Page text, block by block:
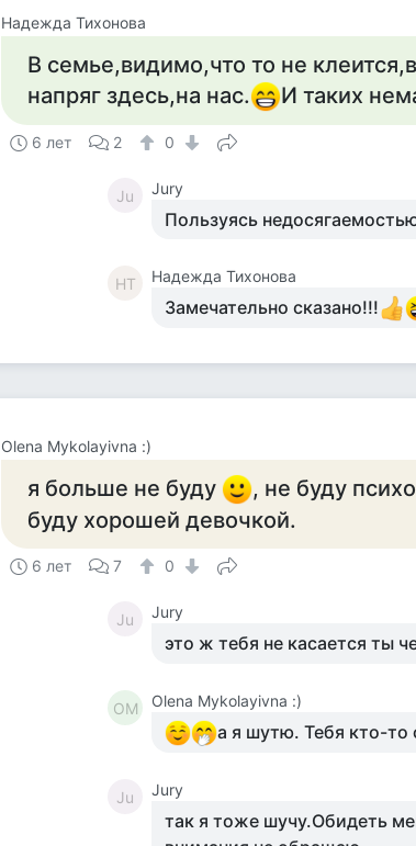
Надежда Тихонова
В семье,видимо,что то не
напряг здесь,на нас.
И таких
6 лет 2 0
Ju Jury
Пользуясь
НТ Надежда Тихонова
Замечательно сказано!!!
Olena Mykolayivna :)
я больше не буду
, не буду
буду хорошей девочкой.
6 лет 7 0
Ju Jury
это ж тебя не касается ты
OM Olena Mykolayivna :)
а я шутю. Тебя кто-то
Ju Jury
так я тоже шучу.Обидеть